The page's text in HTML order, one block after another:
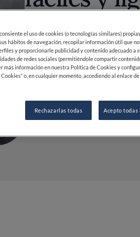
PORFINE DINING LOVERS
REDACCIÓN
el uso de cookies (o tecnologías similares)
hábitos de navegación, recopilar información útil que
y proporcionarle publicidad y contenido adecuado a
de redes sociales (permitiéndole compartir
más información en nuestra Política de Cookies y
o, en cualquier momento, accediendo al enlace
Rechazarlas todas Acepto todas